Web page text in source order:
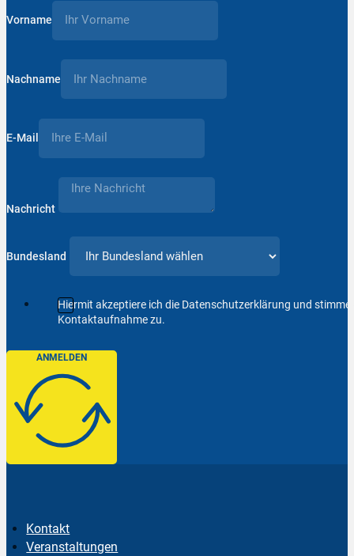
Vorname
Nachname
E-Mail
Nachricht
Bundesland
Hiermit akzeptiere ich die Datenschutzerklärung und
Kontaktaufnahme zu.
ANMELDEN
Kontakt
Veranstaltungen